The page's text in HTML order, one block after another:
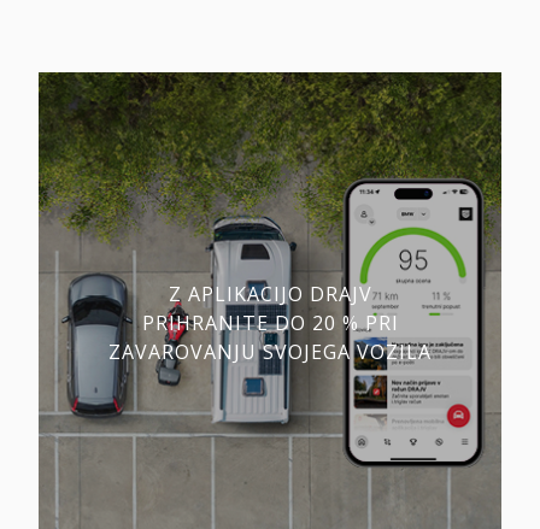
Z APLIKACIJO DRAJV
PRIHRANITE DO 20 % PRI
ZAVAROVANJU SVOJEGA VOZILA